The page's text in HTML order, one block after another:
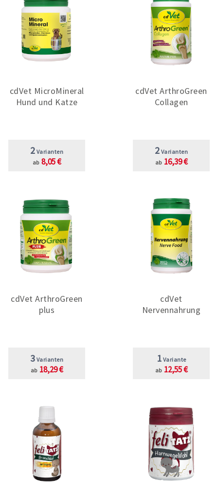
cdVet MicroMineral
Hund und Katze
2 Varianten
ab 8,05 €
cdVet ArthroGreen
Collagen
2 Varianten
ab 16,39 €
cdVet ArthroGreen
plus
3 Varianten
ab 18,29 €
cdVet
Nervennahrung
1 Variante
ab 12,55 €